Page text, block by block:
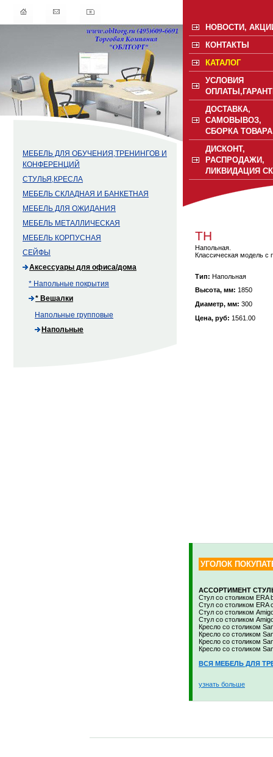
МЕБЕЛЬ ДЛЯ ОБУЧЕНИЯ,ТРЕНИНГОВ И
КОНФЕРЕНЦИЙ
СТУЛЬЯ,КРЕСЛА
МЕБЕЛЬ СКЛАДНАЯ И БАНКЕТНАЯ
МЕБЕЛЬ ДЛЯ ОЖИДАНИЯ
МЕБЕЛЬ МЕТАЛЛИЧЕСКАЯ
МЕБЕЛЬ КОРПУСНАЯ
СЕЙФЫ
Аксессуары для офиса/дома
* Напольные покрытия
* Вешалки
Напольные групповые
Напольные
НОВОСТИ,
КОНТАКТЫ
КАТАЛОГ
УСЛОВИЯ
ДОСТАВКА,
САМОВЫВОЗ,
СБОРКА ТОВАРА
ДИСКОНТ,
РАСПРОДАЖИ,
ЛИКВИДАЦИЯ
ТН
Напольная.
Классическая модель
Тип: Напольная
Высота, мм: 1850
Диаметр, мм: 300
Цена, руб: 1561.00
УГОЛОК
АССОРТИМЕНТ
Стул со столиком ERA
Стул со столиком ERA
Стул со столиком
Стул со столиком
Кресло со столиком
Кресло со столиком
Кресло со столиком
Кресло со столиком
ВСЯ МЕБЕЛЬ ДЛЯ
узнать больше